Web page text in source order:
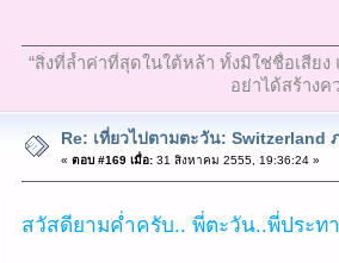
“สิ่งที่ล้ำค่าที่สุดในใต้หล้า ทั้งมิใช่ชื่อเสีย
อย่าได้สร้างค
Re: เที่ยวไปตามตะวัน: Switzerland
« ตอบ #169 เมื่อ:31 สิงหาคม 2555, 19:36:24 »
สวัสดียามค่ำครับ.. พี่ตะวัน..พี่ประ